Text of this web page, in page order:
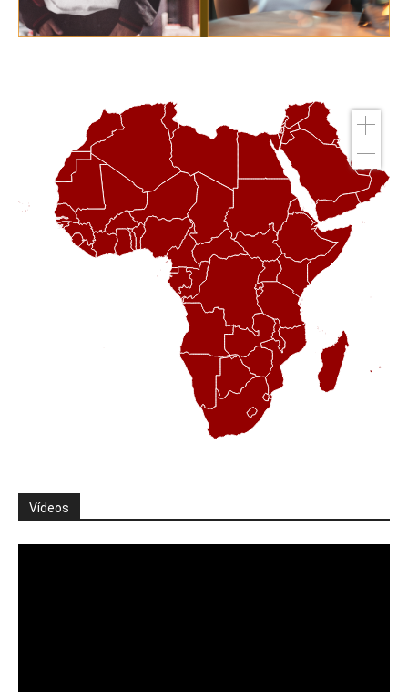
Vídeos